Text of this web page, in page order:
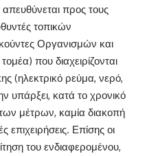
προς τους
τοπικών
Οργανισμών και
που διαχειρίζονται
(ηλεκτρικό ρεύμα, νερό,
υπάρξει, κατά το χρονικό
μέτρων, καμία διακοπή
επιχειρήσεις. Επίσης οι
του ενδιαφερομένου,